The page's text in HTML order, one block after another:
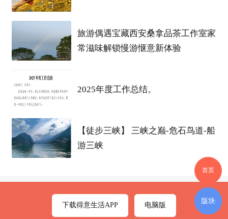
旅游偶遇宝藏西安桑拿品茶工作室家
常滋味解锁慢游惬意新体验
2025年度工作总结。
【徒步三峡】 三峡之巅-危石鸟道-船
游三峡
首页
版块
下载得意生活APP 电脑版